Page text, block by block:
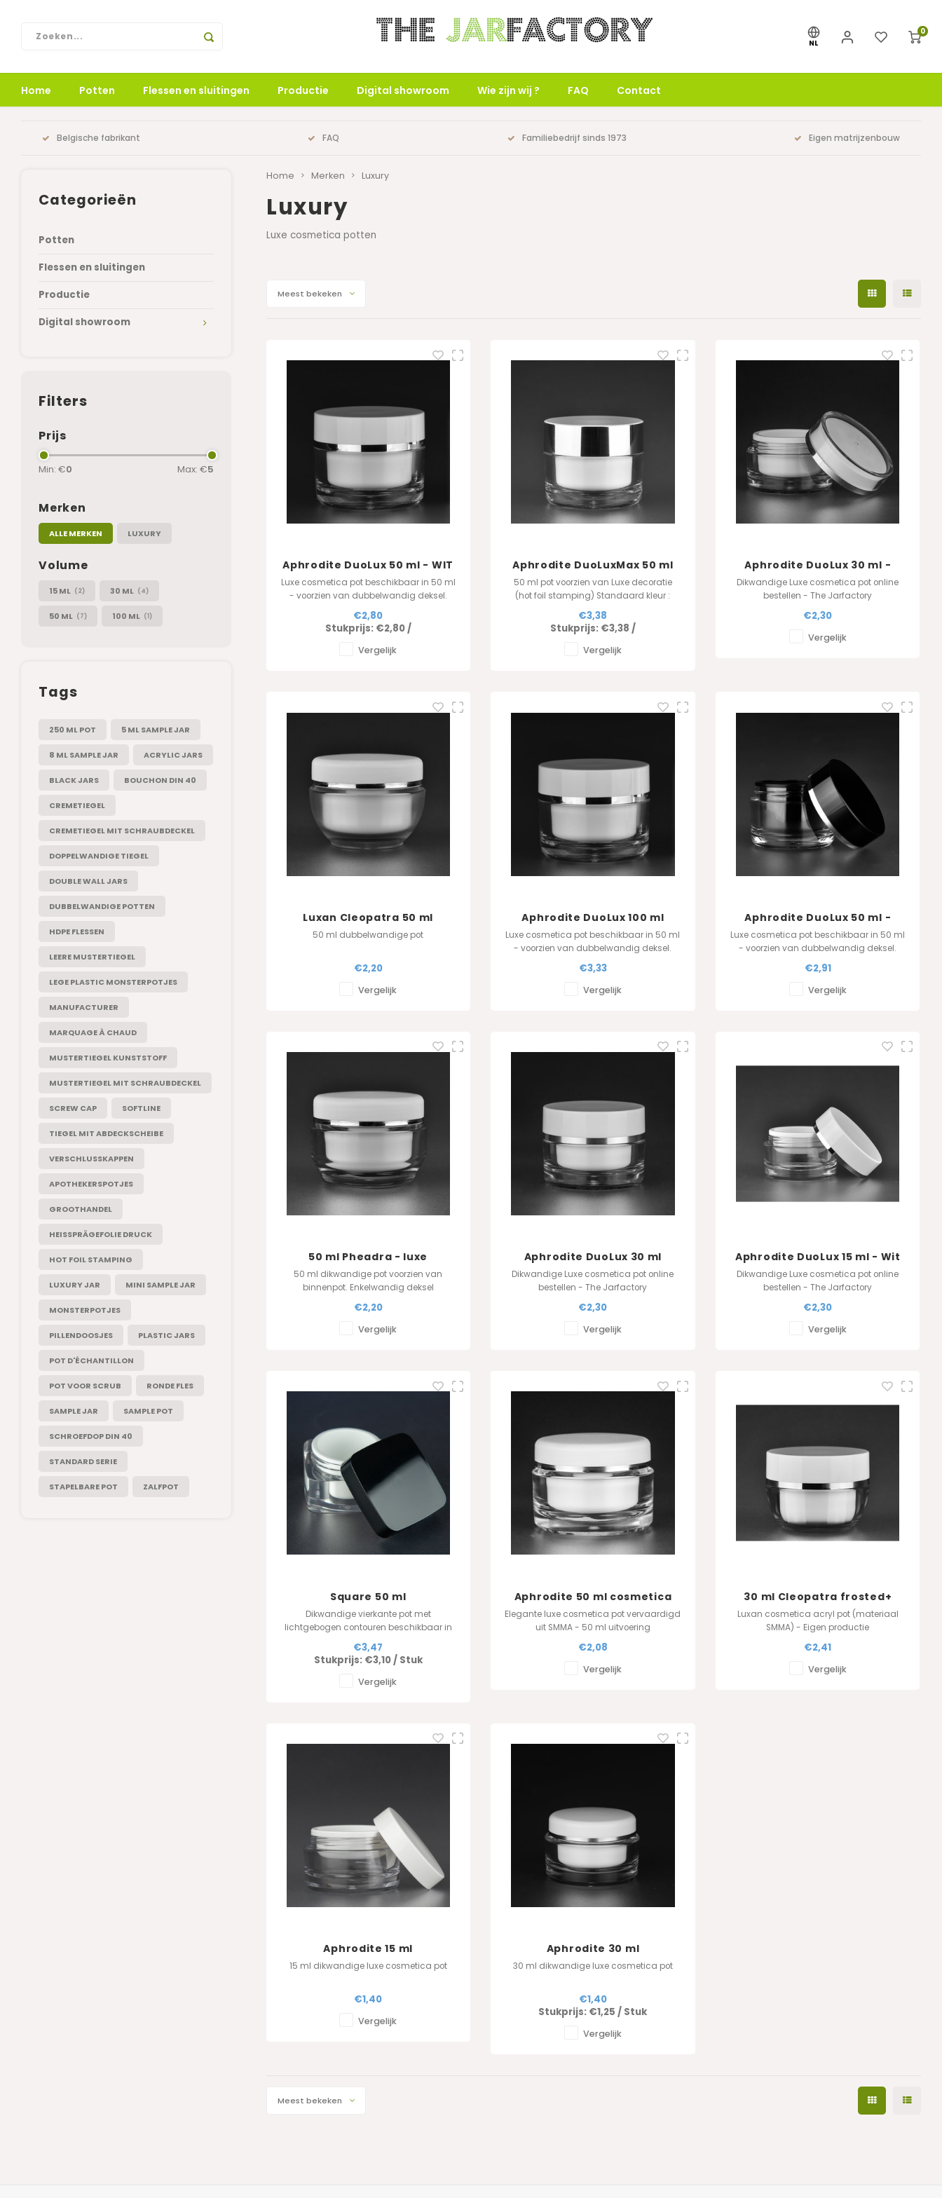
NL
0
Home Potten Flessen en sluitingen Productie Digital showroom Wie zijn wij ? FAQ Contact
Belgische fabrikant FAQ Familiebedrijf sinds 1973 Eigen matrijzenbouw
Categorieën
Potten
Flessen en sluitingen
Productie
Digital showroom
Filters
Prijs
Min: €0 Max: €5
Merken
ALLE MERKEN LUXURY
Volume
15 ML (2) 30 ML (4)
50 ML (7) 100 ML (1)
Tags
250 ML POT 5 ML SAMPLE JAR
8 ML SAMPLE JAR ACRYLIC JARS
BLACK JARS BOUCHON DIN 40
CREMETIEGEL
CREMETIEGEL MIT SCHRAUBDECKEL
DOPPELWANDIGE TIEGEL
DOUBLE WALL JARS
DUBBELWANDIGE POTTEN
HDPE FLESSEN
LEERE MUSTERTIEGEL
LEGE PLASTIC MONSTERPOTJES
MANUFACTURER
MARQUAGE À CHAUD
MUSTERTIEGEL KUNSTSTOFF
MUSTERTIEGEL MIT SCHRAUBDECKEL
SCREW CAP SOFTLINE
TIEGEL MIT ABDECKSCHEIBE
VERSCHLUSSKAPPEN
APOTHEKERSPOTJES
GROOTHANDEL
HEISSPRÄGEFOLIE DRUCK
HOT FOIL STAMPING
LUXURY JAR MINI SAMPLE JAR
MONSTERPOTJES
PILLENDOOSJES PLASTIC JARS
POT D'ÉCHANTILLON
POT VOOR SCRUB RONDE FLES
SAMPLE JAR SAMPLE POT
SCHROEFDOP DIN 40
STANDARD SERIE
STAPELBARE POT ZALFPOT
Home Merken Luxury
Luxury
Luxe cosmetica potten
Meest bekeken
Aphrodite DuoLux 50 ml - WIT
Luxe cosmetica pot beschikbaar in 50 ml
- voorzien van dubbelwandig deksel.
€2,80
Stukprijs: €2,80/
Vergelijk
Aphrodite DuoLuxMax 50 ml
50 ml pot voorzien van Luxe decoratie
(hot foil stamping) Standaard kleur :
metallic grijs en goud kleur
€3,38
Stukprijs: €3,38 /
Vergelijk
Aphrodite DuoLux 30 ml -
transparant
Dikwandige Luxe cosmetica pot online
bestellen - The Jarfactory
€2,30
Vergelijk
Luxan Cleopatra 50 ml
frosted
50 ml dubbelwandige pot
€2,20
Vergelijk
Aphrodite DuoLux 100 ml
Luxe cosmetica pot beschikbaar in 50 ml
- voorzien van dubbelwandig deksel.
€3,33
Vergelijk
Aphrodite DuoLux 50 ml -
Zwart
Luxe cosmetica pot beschikbaar in 50 ml
- voorzien van dubbelwandig deksel.
€2,91
Vergelijk
50 ml Pheadra - luxe
cosmetica pot
50 ml dikwandige pot voorzien van
binnenpot. Enkelwandig deksel
Rechtstreeks bestellen bij de producent.
€2,20
Vergelijk
Aphrodite DuoLux 30 ml
Dikwandige Luxe cosmetica pot online
bestellen - The Jarfactory
€2,30
Vergelijk
Aphrodite DuoLux 15 ml - Wit
Dikwandige Luxe cosmetica pot online
bestellen - The Jarfactory
€2,30
Vergelijk
Square 50 ml
Dikwandige vierkante pot met
lichtgebogen contouren beschikbaar in
50 ml - Luxe cosmetica pot
€3,47
Stukprijs: €3,10/ Stuk
Vergelijk
Aphrodite 50 ml cosmetica
pot
Elegante luxe cosmetica pot vervaardigd
uit SMMA - 50 ml uitvoering
€2,08
Vergelijk
30 ml Cleopatra frosted+
DuoLux deksel
Luxan cosmetica acryl pot (materiaal
SMMA) - Eigen productie
€2,41
Vergelijk
Aphrodite 15 ml
15 ml dikwandige luxe cosmetica pot
€1,40
Vergelijk
Aphrodite 30 ml
30 ml dikwandige luxe cosmetica pot
€1,40
Stukprijs: €1,25 / Stuk
Vergelijk
Meest bekeken